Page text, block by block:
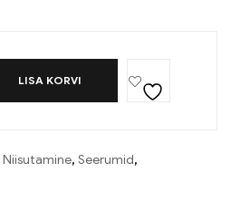
LISA KORVI
Niisutamine, Seerumid,